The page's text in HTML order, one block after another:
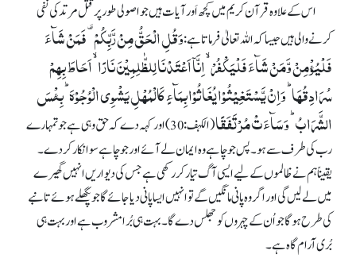
اس کے علاوہ قرآن کریم میں کچھ اَور آیات ہیں جو اصولی طور پر قتل مرتد کی نفی
کرنے والی ہیں جیساکہ اللہ تعالیٰ فرماتا ہے:وَقُلِ الۡحَقُّ مِنۡ رَّبِّکُمۡ ۟ فَمَنۡ شَآءَ
فَلۡیُؤۡمِنۡ وَّمَنۡ شَآءَ فَلۡیَکۡفُرۡ ۙ اِنَّاۤ اَعۡتَدۡنَا لِلظّٰلِمِیۡنَ نَارًا ۙ اَحَاطَ بِہِمۡ
سُرَادِقُہَا ؕ وَاِنۡ یَّسۡتَغِیۡثُوۡا یُغَاثُوۡا بِمَآءٍ کَالۡمُہۡلِ یَشۡوِی الۡوُجُوۡہَ ؕ بِئۡسَ
الشَّرَابُ ؕ وَسَآءَتۡ مُرۡتَفَقًا
(الکہف :30)اور کہہ دے کہ حق وہی ہے جو تمہارے
رب کی طرف سے ہو۔ پس جو چاہے وہ ایمان لے آئے اور جو چاہے سو انکار کر دے۔
یقیناً ہم نے ظالموں کے لیے ایسی آگ تیار کر رکھی ہے جس کی دیواریں انہیں گھیرے
میں لے لیں گی اور اگر وہ پانی مانگیں گے تو انہیں ایسا پانی دیا جائے گا جو پگھلے ہوئے تانبے
کی طرح ہوگا جو اُن کے چہروں کو جھلس دے گا۔ بہت ہی بُرا مشروب ہے اور بہت ہی
بُری آرام گاہ ہے۔